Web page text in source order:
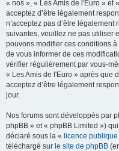
« nos », « Les Amis de l'Euro » et
acceptez d’être légalement
n’acceptez pas d’être
suivantes, veuillez ne pas utiliser
pouvons modifier ces conditions
de vous informer de ces
vérifier régulièrement par vous-
« Les Amis de l'Euro » après que
acceptez d’être légalement
jour.
Nos forums sont développés par
phpBB » et « phpBB Limited »)
déclaré sous la « licence
téléchargé sur le site de phpBB